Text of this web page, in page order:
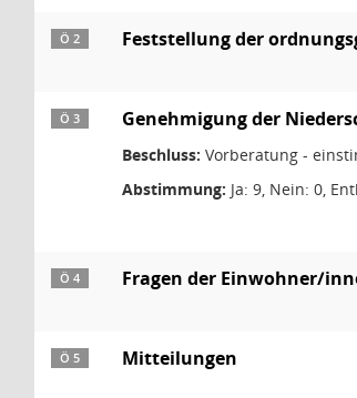
Ö 2 Feststellung der
Ö 3 Genehmigung der
Beschluss: Vorberatung -
Abstimmung: Ja: 9, Nein: 0,
Ö 4 Fragen der Einwohner/
Ö 5 Mitteilungen